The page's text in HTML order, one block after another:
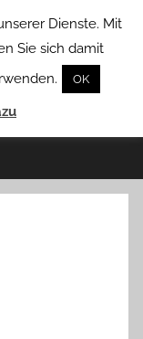
Dienste. Mit
Sie sich damit
OK